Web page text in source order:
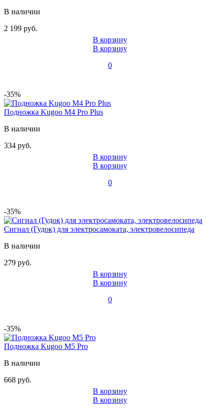
В наличии
2 199 руб.
В корзину
В корзину
0
-35%
Подножка Kugoo M4 Pro Plus
В наличии
334 руб.
В корзину
В корзину
0
-35%
Сигнал (Гудок) для электросамоката, электровелосипеда
В наличии
279 руб.
В корзину
В корзину
0
-35%
Подножка Kugoo M5 Pro
В наличии
668 руб.
В корзину
В корзину